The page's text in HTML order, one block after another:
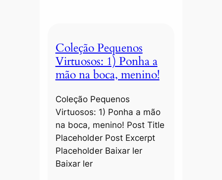
Coleção Pequenos
Virtuosos: 1) Ponha a
mão na boca, menino!
Coleção Pequenos
Virtuosos: 1) Ponha a mão
na boca, menino! Post Title
Placeholder Post Excerpt
Placeholder Baixar ler
Baixar ler